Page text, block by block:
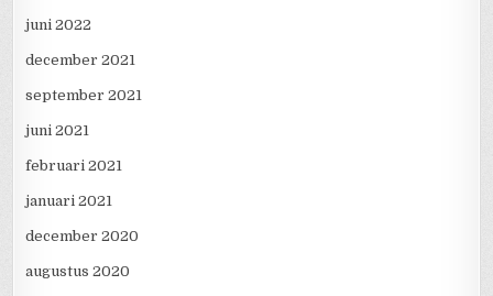
juni 2022
december 2021
september 2021
juni 2021
februari 2021
januari 2021
december 2020
augustus 2020